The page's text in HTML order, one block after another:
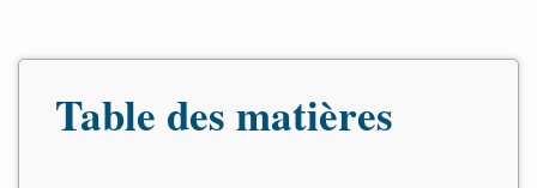
Table des matières